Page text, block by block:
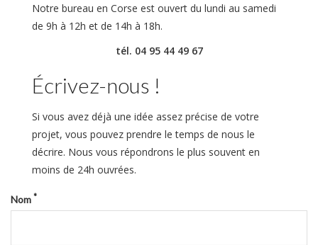
Notre bureau en Corse est ouvert du lundi au samedi
de 9h à 12h et de 14h à 18h.
tél. 04 95 44 49 67
Écrivez-nous !
Si vous avez déjà une idée assez précise de votre
projet, vous pouvez prendre le temps de nous le
décrire. Nous vous répondrons le plus souvent en
moins de 24h ouvrées.
Nom *